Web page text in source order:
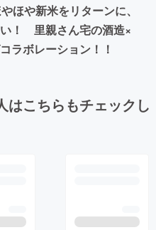
ほや新米をリターンに、
！ 里親さん宅の酒造×
ラボレーション！！
はこちらもチェックし